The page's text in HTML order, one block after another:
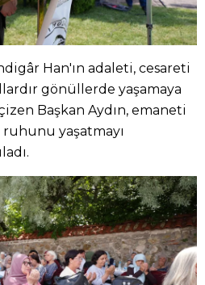
Han'ın adaleti, cesareti
gönüllerde yaşamaya
Başkan Aydın, emaneti
yaşatmayı